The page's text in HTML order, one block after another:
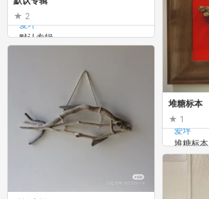
2
爱坪
默认专辑
堆糖标本
1
爱坪
堆糖标本